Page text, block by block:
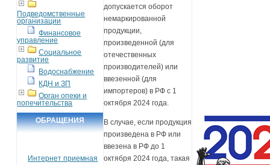
Подведомственные
организации
Финансовое
управление
Социальное
развитие
Водоснабжение
КДН и ЗП
Орган опеки и
попечительства
ОБРАЩЕНИЯ
Интернет приемная
допускается оборот
немаркированной
продукции,
произведенной (для
отечественных
производителей) или
ввезенной (для
импортеров) в РФ c 1
октября 2024 года.
В случае, если продукция
произведена в РФ или
ввезена в РФ до 1
октября 2024 года, такая